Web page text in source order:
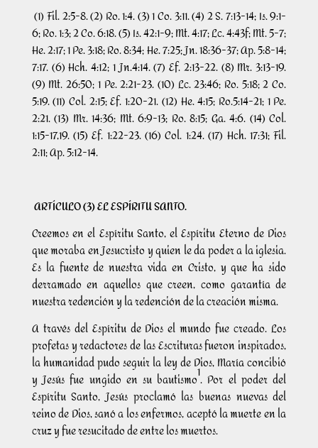
(1) Fil. 2:5-8. (2) Ro. 1:4. (3) 1 Co. 3:11. (4) 2 S. 7:13-14; Is. 9:1-
6; Ro. 1:3; 2 Co. 6:18. (5) Is. 42:1-9; Mt. 4:17; Lc. 4:43f; Mt. 5-7;
He. 2:17; 1 Pe. 3:18; Ro. 8:34; He. 7:25; Jn. 18:36-37; Ap. 5:8-14;
7:17. (6) Hch. 4:12; 1 Jn.4:14. (7) Ef. 2:13-22. (8) Mr. 3:13-19.
(9) Mt. 26:50; 1 Pe. 2:21-23. (10) Lc. 23:46; Ro. 5:18; 2 Co.
5:19. (11) Col. 2:15; Ef. 1:20-21. (12) He. 4:15; Ro.5:14-21; 1 Pe.
2:21. (13) Mr. 14:36; Mt. 6:9-13; Ro. 8:15; Ga. 4:6. (14) Col.
1:15-17,19. (15) Ef. 1:22-23. (16) Col. 1:24. (17) Hch. 17:31; Fil.
2:11; Ap. 5:12-14.
ARTÍCULO (3) EL ESPÍRITU SANTO.
Creemos en el Espíritu Santo, el Espíritu Eterno de Dios
que moraba en Jesucristo y quien le da poder a la iglesia.
Es la fuente de nuestra vida en Cristo, y que ha sido
derramado en aquellos que creen, como garantía de
nuestra redención y la redención de la creación misma.
A través del Espíritu de Dios el mundo fue creado. Los
profetas y redactores de las Escrituras fueron inspirados,
la humanidad pudo seguir la ley de Dios, María concibió
y Jesús fue ungido en su bautismo1. Por el poder del
Espíritu Santo, Jesús proclamó las buenas nuevas del
reino de Dios, sanó a los enfermos, aceptó la muerte en la
cruz y fue resucitado de entre los muertos.